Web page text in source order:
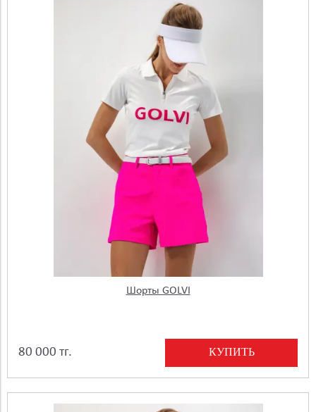
Шорты GOLVI
80 000 тг. КУПИТЬ